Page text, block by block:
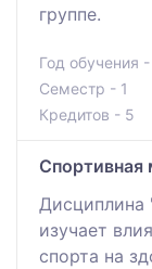
группе.
Год обучения
Семестр - 1
Кредитов - 5
Спортивная
Дисциплина
изучает
спорта на